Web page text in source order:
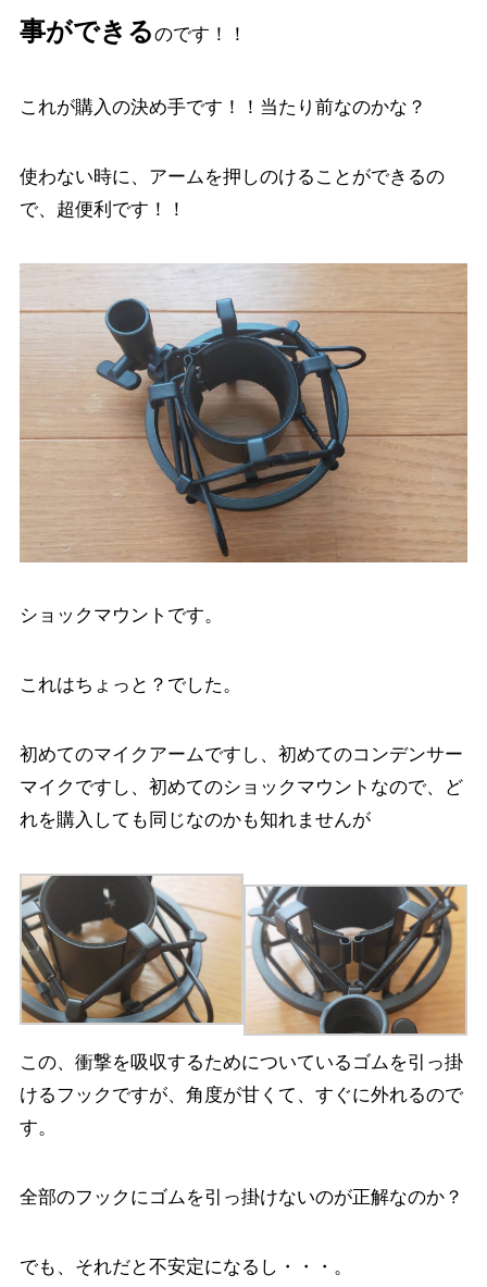
事ができるのです！！
これが購入の決め手です！！当たり前なのかな？
使わない時に、アームを押しのけることができるの
で、超便利です！！
ショックマウントです。
これはちょっと？でした。
初めてのマイクアームですし、初めてのコンデンサー
マイクですし、初めてのショックマウントなので、ど
れを購入しても同じなのかも知れませんが
この、衝撃を吸収するためについているゴムを引っ掛
けるフックですが、角度が甘くて、すぐに外れるので
す。
全部のフックにゴムを引っ掛けないのが正解なのか？
でも、それだと不安定になるし・・・。